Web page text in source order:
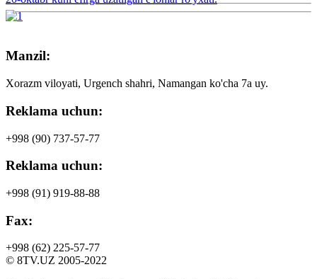
Manzil:
Xorazm viloyati, Urgench shahri, Namangan ko'cha 7a uy.
Reklama uchun:
+998 (90) 737-57-77
Reklama uchun:
+998 (91) 919-88-88
Fax:
+998 (62) 225-57-77
© 8TV.UZ 2005-2022